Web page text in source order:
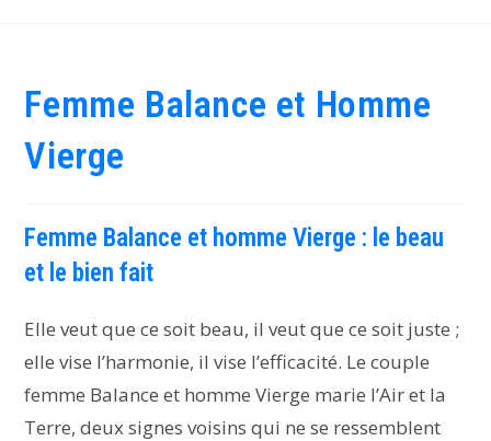
Femme Balance et Homme
Vierge
Femme Balance et homme Vierge : le beau
et le bien fait
Elle veut que ce soit beau, il veut que ce soit juste ;
elle vise l’harmonie, il vise l’efficacité. Le couple
femme Balance et homme Vierge marie l’Air et la
Terre, deux signes voisins qui ne se ressemblent